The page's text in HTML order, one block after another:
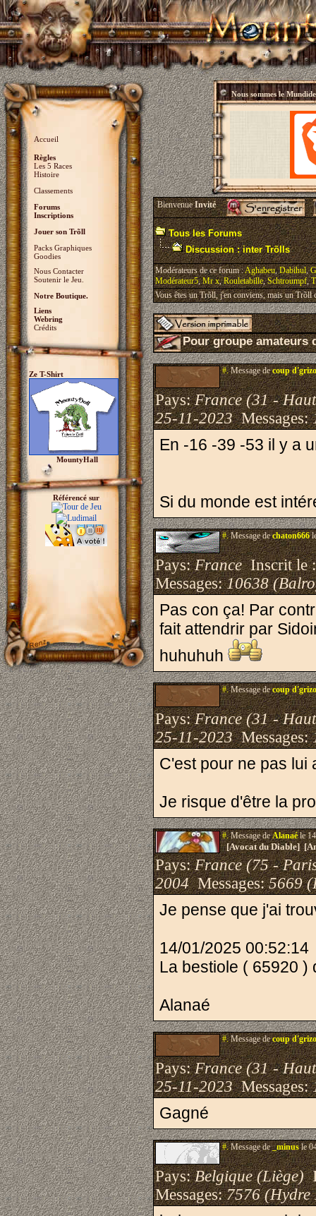
Accueil
Règles
Les 5 Races
Histoire
Classements
Forums
Inscriptions
Jouer son Trõll
Packs Graphiques
Goodies
Nous Contacter
Soutenir le Jeu.
Notre Boutique.
Liens
Webring
Crédits
Ze T-Shirt
MountyHall
Référencé sur
Nous sommes le
BienvenueInvité
Tous les Forums
Discussion : inter Trõlls
Modérateurs de ce forum :Aghabeu,Dabihul,
Modérateur5,Mr x,Rouletabille,Schtroumpf,
Vous êtes un Trõll, j'en conviens, mais un Trõll
Pour groupe amateurs
#.Message decoup
Pays:France (31 -
25-11-2023Messages:
En -16 -39 -53 il y a
Si du monde est
#.Message dechaton666
Pays:FranceInscrit le
Messages:10638
Pas con ça! Par
fait attendrir par
huhuhuh
#.Message decoup
Pays:France (31 -
25-11-2023Messages:
C'est pour ne pas lui
Je risque d'être la
#.Message deAlanaéle
[Avocat du Diable]
Pays:France (75 -
2004Messages:5669
Je pense que j'ai
14/01/2025 00:52:14
La bestiole ( 65920 )
Alanaé
#.Message decoup
Pays:France (31 -
25-11-2023Messages:
Gagné
#.Message de_minusle
Pays:Belgique (Liège)
Messages:7576 (Hydre